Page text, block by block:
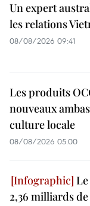
Un expert
les relations
08/08/2026 09:41
Les produits
nouveaux
culture locale
08/08/2026 05:00
2,36 milliards